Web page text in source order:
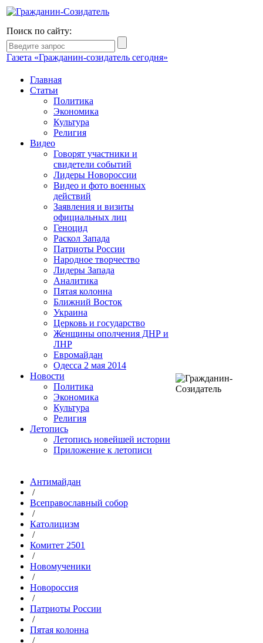
Поиск по сайту:
Газета «Гражданин-созидатель сегодня»
Главная
Статьи
Политика
Экономика
Культура
Религия
Видео
Говорят участники и
свидетели событий
Лидеры Новороссии
Видео и фото военных
действий
Заявления и визиты
официальных лиц
Геноцид
Раскол Запада
Патриоты России
Народное творчество
Лидеры Запада
Аналитика
Пятая колонна
Ближний Восток
Украина
Церковь и государство
Женщины ополчения ДНР и
ЛНР
Евромайдан
Одесса 2 мая 2014
Новости
Политика
Экономика
Культура
Религия
Летопись
Летопись новейшей истории
Приложение к летописи
Антимайдан
/
Всеправославный собор
/
Католицизм
/
Комитет 2501
/
Новомученики
/
Новороссия
/
Патриоты России
/
Пятая колонна
/